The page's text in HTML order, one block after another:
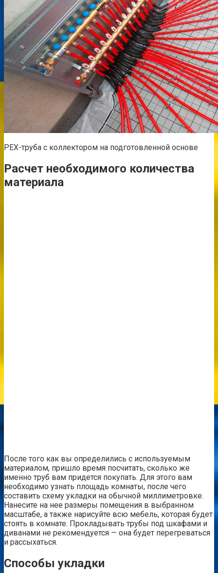
PEX-труба с коллектором на подготовленной основе
Расчет необходимого количества
материала
После того как вы определились с используемым
материалом, пришло время посчитать, сколько же
именно труб вам придется покупать. Для этого вам
необходимо узнать площадь комнаты, после чего
составить схему укладки на обычной миллиметровке.
Нанесите на нее размеры помещения в выбранном
масштабе, а также нарисуйте всю мебель, которая будет
стоять в комнате. Прокладывать трубы под шкафами и
диванами не рекомендуется — она будет перегреваться
и рассыхаться.
Способы укладки